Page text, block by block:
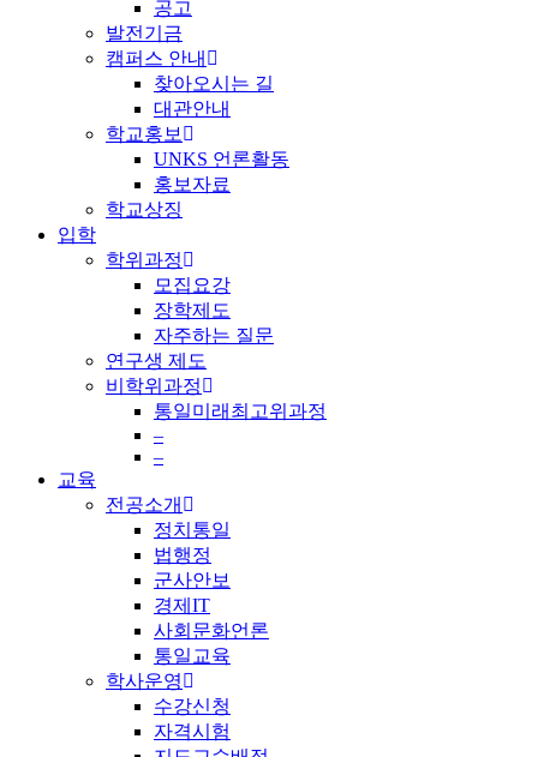
공고
발전기금
캠퍼스 안내
찾아오시는 길
대관안내
학교홍보
UNKS 언론활동
홍보자료
학교상징
입학
학위과정
모집요강
장학제도
자주하는 질문
연구생 제도
비학위과정
통일미래최고위과정
–
–
교육
전공소개
정치통일
법행정
군사안보
경제IT
사회문화언론
통일교육
학사운영
수강신청
자격시험